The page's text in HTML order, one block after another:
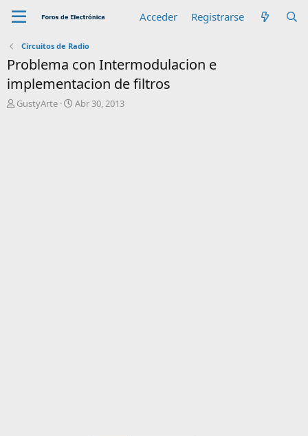
Acceder Registrarse
Circuitos de Radio
Problema con Intermodulacion e
implementacion de filtros
A
GustyArte
F
Abr 30, 2013